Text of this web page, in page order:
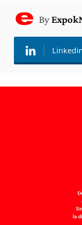
By
Linkedin